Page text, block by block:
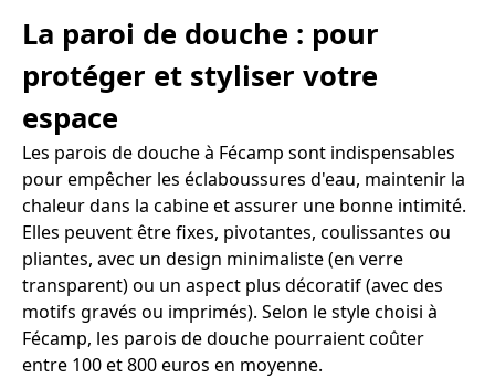
La paroi de douche : pour
protéger et styliser votre
espace
Les parois de douche à Fécamp sont indispensables
pour empêcher les éclaboussures d'eau, maintenir la
chaleur dans la cabine et assurer une bonne intimité.
Elles peuvent être fixes, pivotantes, coulissantes ou
pliantes, avec un design minimaliste (en verre
transparent) ou un aspect plus décoratif (avec des
motifs gravés ou imprimés). Selon le style choisi à
Fécamp, les parois de douche pourraient coûter
entre 100 et 800 euros en moyenne.